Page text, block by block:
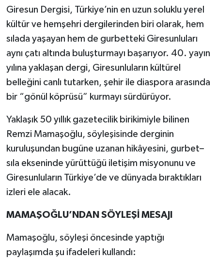
Giresun Dergisi, Türkiye’nin en uzun soluklu yerel
kültür ve hemşehri dergilerinden biri olarak, hem
sılada yaşayan hem de gurbetteki Giresunluları
aynı çatı altında buluşturmayı başarıyor. 40. yayın
yılına yaklaşan dergi, Giresunluların kültürel
belleğini canlı tutarken, şehir ile diaspora arasında
bir “gönül köprüsü” kurmayı sürdürüyor.
Yaklaşık 50 yıllık gazetecilik birikimiyle bilinen
Remzi Mamaşoğlu, söyleşisinde derginin
kuruluşundan bugüne uzanan hikâyesini, gurbet–
sıla ekseninde yürüttüğü iletişim misyonunu ve
Giresunluların Türkiye’de ve dünyada bıraktıkları
izleri ele alacak.
MAMAŞOĞLU’NDAN SÖYLEŞİ MESAJI
Mamaşoğlu, söyleşi öncesinde yaptığı
paylaşımda şu ifadeleri kullandı: